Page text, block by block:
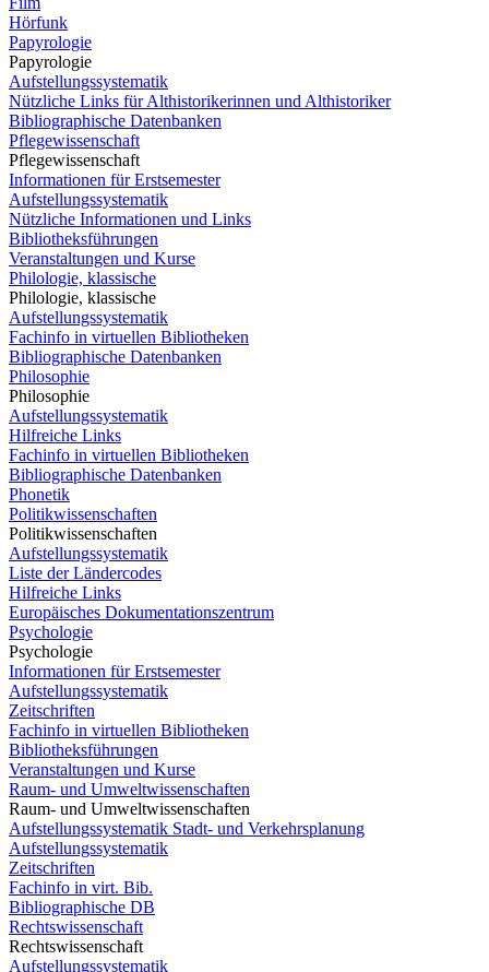
Hörfunk
Papyrologie
Papyrologie
Aufstellungssystematik
Nützliche Links für Althistorikerinnen und Althistoriker
Bibliographische Datenbanken
Pflegewissenschaft
Pflegewissenschaft
Informationen für Erstsemester
Aufstellungssystematik
Nützliche Informationen und Links
Bibliotheksführungen
Veranstaltungen und Kurse
Philologie, klassische
Philologie, klassische
Aufstellungssystematik
Fachinfo in virtuellen Bibliotheken
Bibliographische Datenbanken
Philosophie
Philosophie
Aufstellungssystematik
Hilfreiche Links
Fachinfo in virtuellen Bibliotheken
Bibliographische Datenbanken
Phonetik
Politikwissenschaften
Politikwissenschaften
Aufstellungssystematik
Liste der Ländercodes
Hilfreiche Links
Europäisches Dokumentationszentrum
Psychologie
Psychologie
Informationen für Erstsemester
Aufstellungssystematik
Zeitschriften
Fachinfo in virtuellen Bibliotheken
Bibliotheksführungen
Veranstaltungen und Kurse
Raum- und Umweltwissenschaften
Raum- und Umweltwissenschaften
Aufstellungssystematik Stadt- und Verkehrsplanung
Aufstellungssystematik
Zeitschriften
Fachinfo in virt. Bib.
Bibliographische DB
Rechtswissenschaft
Rechtswissenschaft
Aufstellungssystematik